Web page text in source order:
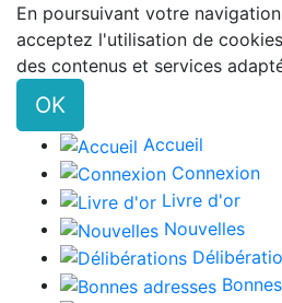
En poursuivant votre
acceptez l'utilisation de
des contenus et services
OK
Accueil
Connexion
Livre d'or
Nouvelles